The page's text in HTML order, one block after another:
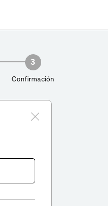
3
Confirmación